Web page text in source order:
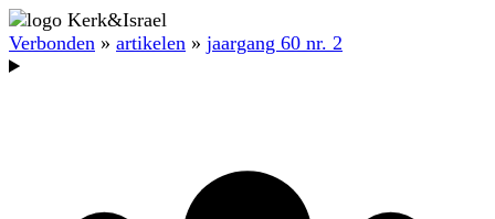
Verbonden » artikelen » jaargang 60 nr. 2